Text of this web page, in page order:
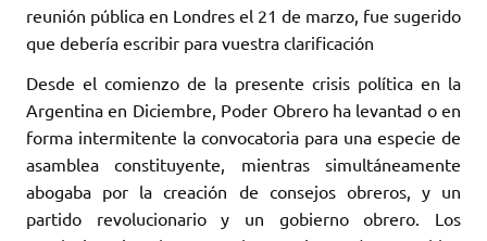
reunión pública en Londres el 21 de marzo, fue sugerido
que debería escribir para vuestra clarificación
Desde el comienzo de la presente crisis política en la
Argentina en Diciembre, Poder Obrero ha levantad o en
forma intermitente la convocatoria para una especie de
asamblea constituyente, mientras simultáneamente
abogaba por la creación de consejos obreros, y un
partido revolucionario y un gobierno obrero. Los